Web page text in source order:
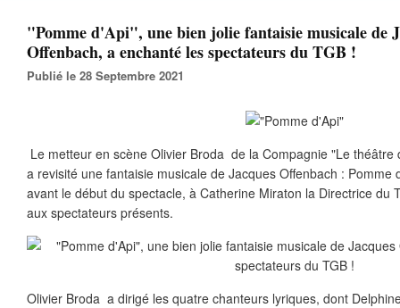
"Pomme d'Api", une bien jolie fantaisie musicale de
Offenbach, a enchanté les spectateurs du TGB !
Publié le 28 Septembre 2021
Le metteur en scène Olivier Broda de la Compagnie "Le théâtre
a revisité une fantaisie musicale de Jacques Offenbach : Pomme
avant le début du spectacle, à Catherine Miraton la Directrice du
aux spectateurs présents.
Olivier Broda a dirigé les quatre chanteurs lyriques, dont